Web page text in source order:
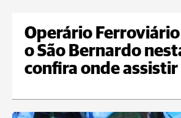
Operário
o São Bernardo
confira onde assistir